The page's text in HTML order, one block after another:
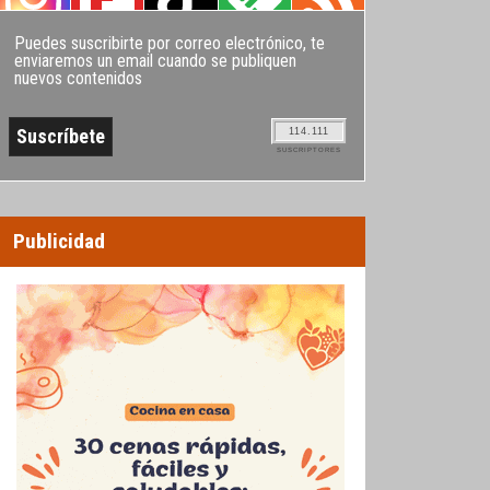
Puedes suscribirte por correo electrónico, te
enviaremos un email cuando se publiquen
nuevos contenidos
114.111
SUSCRIPTORES
Publicidad